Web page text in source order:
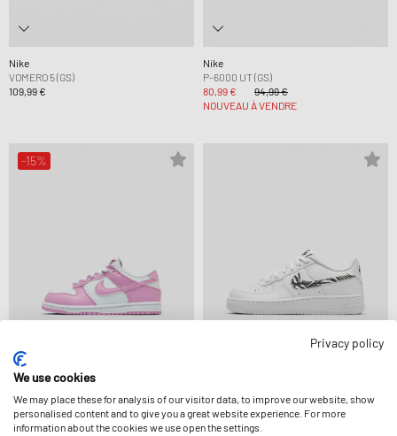
Nike
VOMERO 5 (GS)
109,99 €
Nike
P-6000 UT (GS)
80,99 €
94,99 €
NOUVEAU À VENDRE
-15%
DUNK LOW (PS)
63,99 €
74,99 €
AIR FORCE 1 PRINT (GS)
99,99 €
Privacy policy
We use cookies
We may place these for analysis of our visitor data, to improve our website, show
personalised content and to give you a great website experience. For more
information about the cookies we use open the settings.